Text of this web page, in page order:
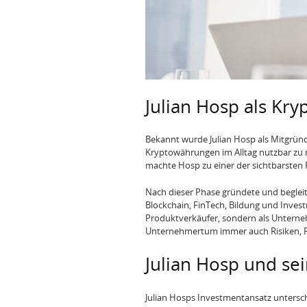
Julian Hosp als
Bekannt wurde Julian Hosp als
Kryptowährungen im Alltag nutzbar
machte Hosp zu einer der
Nach dieser Phase gründete und
Blockchain, FinTech, Bildung und
Produktverkäufer, sondern als
Unternehmertum immer auch Risiken,
Julian Hosp und
Julian Hosps Investmentansatz